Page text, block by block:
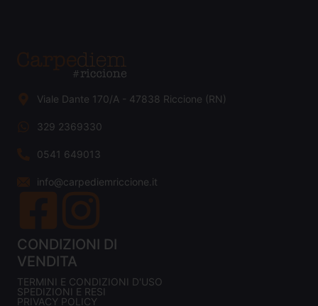
Viale Dante 170/A - 47838 Riccione (RN)
329 2369330
0541 649013
info@carpediemriccione.it
CONDIZIONI DI
VENDITA
TERMINI E CONDIZIONI D'USO
SPEDIZIONI E RESI
PRIVACY POLICY